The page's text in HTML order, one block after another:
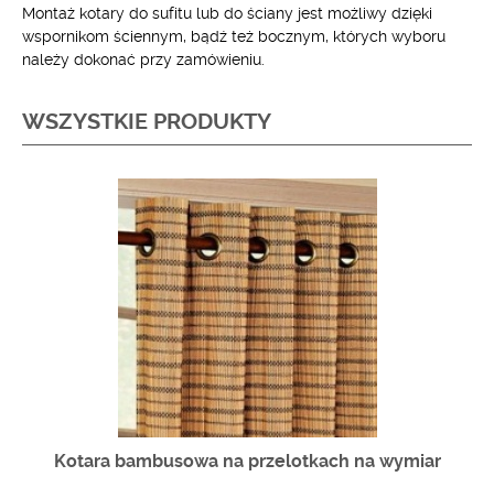
Montaż kotary do sufitu lub do ściany jest możliwy dzięki
wspornikom ściennym, bądź też bocznym, których wyboru
należy dokonać przy zamówieniu.
WSZYSTKIE PRODUKTY
Kotara bambusowa na przelotkach na wymiar